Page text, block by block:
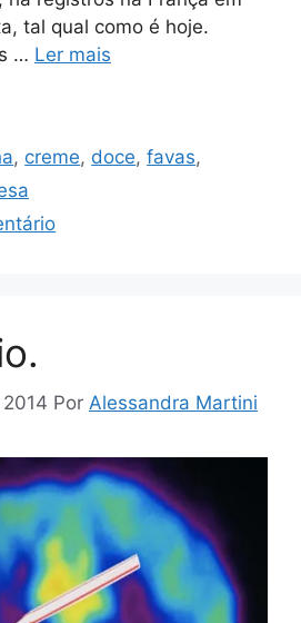
tal qual como é hoje.
… Ler mais
, creme, doce,favas,
Por Alessandra Martini